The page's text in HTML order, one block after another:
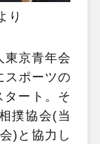
り
東京青年会
スポーツの
タート。そ
撲協会(当
)と協力し